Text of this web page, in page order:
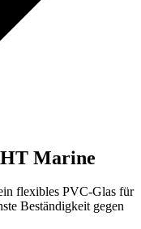
Marine
flexibles PVC-Glas für
Beständigkeit gegen